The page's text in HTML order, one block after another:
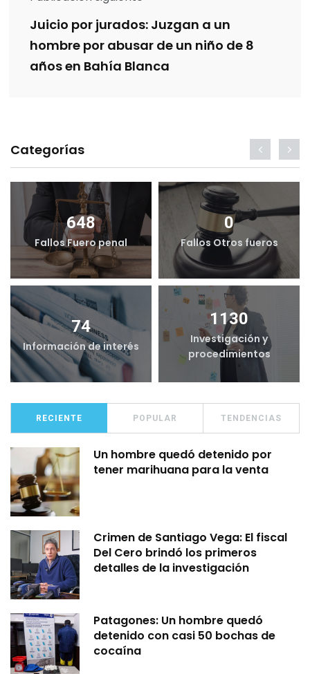
Juicio por jurados: Juzgan a un
hombre por abusar de un niño de 8
años en Bahía Blanca
Categorías
648
Fallos Fuero penal
0
Fallos Otros fueros
74
Información de interés
1130
Investigación y
procedimientos
RECIENTE POPULAR TENDENCIAS
Un hombre quedó detenido por
tener marihuana para la venta
Crimen de Santiago Vega: El fiscal
Del Cero brindó los primeros
detalles de la investigación
Patagones: Un hombre quedó
detenido con casi 50 bochas de
cocaína